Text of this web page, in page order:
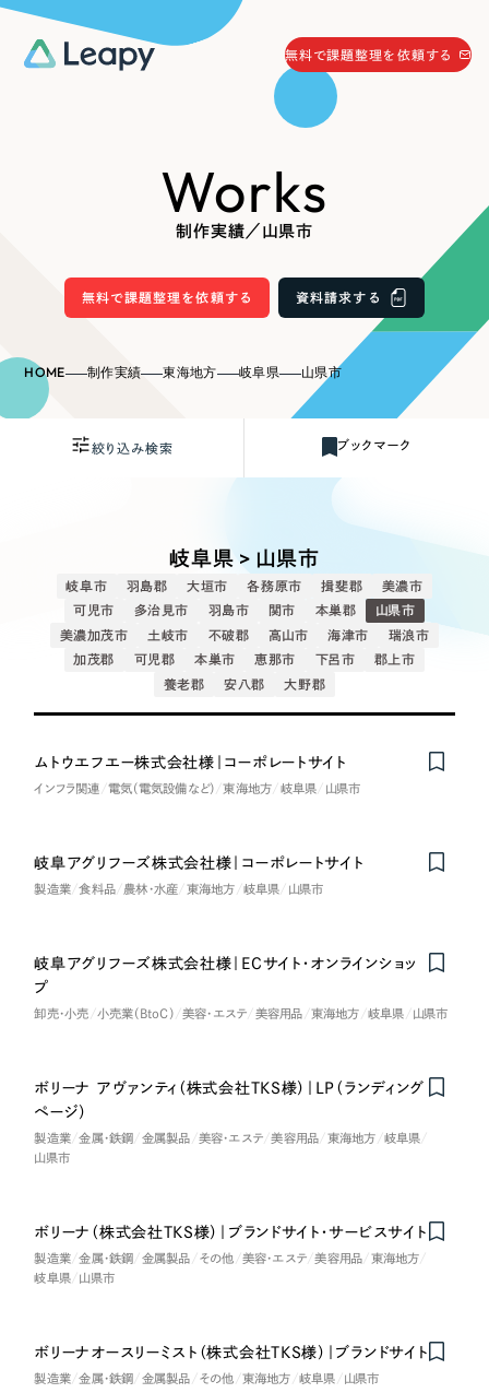
サービス
Service
ブランドサイト制作
リープ・プロジェクト／マーケティング代行
お役立ち情報
無料で課題整理を依頼する
058-215-0066
24時間受付
資料請求する
リーピーが選ばれる理由
採用サイト制作
ECサイト制作
ブランドサイト制作
ブランディング支援
すべて （624件）
求人・採用サイト
キャンペーン・プロモーションサイト （12件）
その他 （1件）
オプションサービス
Outsourcing
Company
制作実績／山県市
Works
無料で課題整理を依頼する 資料請求する
HOME 制作実績 東海地方 岐阜県 山県市
絞り込み検索 ブックマーク
制作内容
コーポレート・企業サイト
求人・採用サイト
ECサイト（オンラインショップ）
LP（ランディングページ）
ブランディング（ロゴ・印刷物）
業種
建設・建築
岐阜県 > 山県市
岐阜市 羽島郡 大垣市 各務原市 揖斐郡
美濃市
可児市
多治見市 羽島市 関市 本巣郡
山県市
美濃加茂市
土岐市 不破郡 高山市 海津市
瑞浪市
加茂郡
可児郡 本巣市 恵那市 下呂市
郡上市
養老郡
安八郡 大野郡
ムトウエフエー株式会社様｜コーポレートサイト
インフラ関連 電気（電気設備など） 東海地方 岐阜県 山県市
岐阜アグリフーズ株式会社様｜コーポレートサイト
製造業 食料品 農林・水産 東海地方 岐阜県 山県市
岐阜アグリフーズ株式会社様｜ECサイト・オンラインショッ
プ
卸売・小売 小売業（BtoC） 美容・エステ 美容用品 東海地方 岐阜県 山県市
ボリーナ アヴァンティ（株式会社TKS様）｜LP（ランディング
ページ）
製造業 金属・鉄鋼 金属製品 美容・エステ 美容用品 東海地方
岐阜県
山県市
ボリーナ（株式会社TKS様）｜ブランドサイト・サービスサイト
製造業 金属・鉄鋼 金属製品 その他 美容・エステ 美容用品
東海地方
岐阜県
山県市
Honorabl
e
Ment
i
on
ボリーナオースリーミスト（株式会社TKS様）｜ブランドサイト
製造業 金属・鉄鋼 金属製品 その他 東海地方 岐阜県 山県市